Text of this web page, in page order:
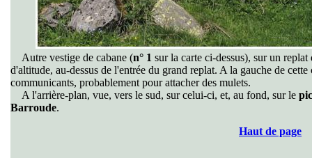
Autre vestige de cabane (n° 1 sur la carte ci-dessus), sur un
d'altitude, au-dessus de l'entrée du grand replat. A la gauche de
communicants, probablement pour attacher des mulets.
A l'arrière-plan, vue, vers le sud, sur celui-ci, et, au fond, sur le
Barroude.
Haut de page